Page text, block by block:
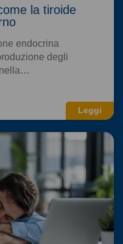
Leggi
la tiroide
endocrina
degli